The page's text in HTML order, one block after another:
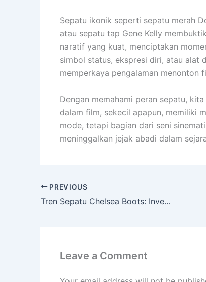
Sepatu ikonik seperti sepatu merah
atau sepatu tap Gene Kelly
naratif yang kuat, menciptakan
simbol status, ekspresi diri, atau alat
memperkaya pengalaman menonton
Dengan memahami peran sepatu,
dalam film, sekecil apapun, memiliki
mode, tetapi bagian dari seni
meninggalkan jejak abadi dalam
PREVIOUS
Tren Sepatu Chelsea Boots: Investasi Gaya Pria yang Tak Lekang Oleh Waktu
Leave a Comment